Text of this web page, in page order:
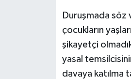
Duruşmada söz
çocukların
şikayetçi
yasal
davaya katılma